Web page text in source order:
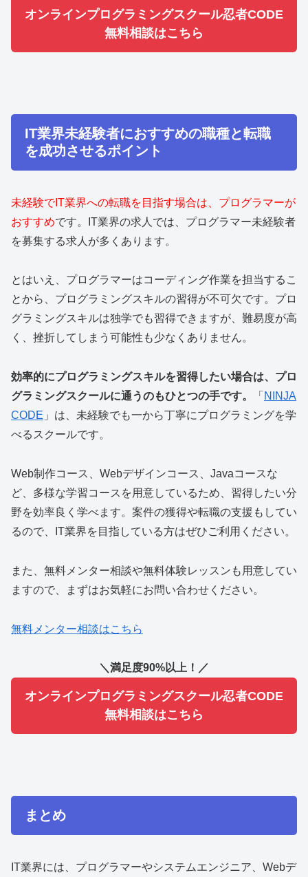
オンラインプログラミングスクール忍者CODE
無料相談はこちら
IT業界未経験者におすすめの職種と転職
を成功させるポイント
未経験でIT業界への転職を目指す場合は、プログラマーが
おすすめです。IT業界の求人では、プログラマー未経験者
を募集する求人が多くあります。
とはいえ、プログラマーはコーディング作業を担当するこ
とから、プログラミングスキルの習得が不可欠です。プロ
グラミングスキルは独学でも習得できますが、難易度が高
く、挫折してしまう可能性も少なくありません。
効率的にプログラミングスキルを習得したい場合は、プロ
グラミングスクールに通うのもひとつの手です。
「 NINJA
CODE 」は、未経験でも一から丁寧にプログラミングを学
べるスクールです。
Web制作コース、Webデザインコース、Javaコースな
ど、多様な学習コースを用意しているため、習得したい分
野を効率良く学べます。案件の獲得や転職の支援もしてい
るので、IT業界を目指している方はぜひご利用ください。
また、無料メンター相談や無料体験レッスンも用意してい
ますので、まずはお気軽にお問い合わせください。
無料メンター相談はこちら
＼満足度90%以上！／
オンラインプログラミングスクール忍者CODE
無料相談はこちら
まとめ
IT業界には、プログラマーやシステムエンジニア、Webデ